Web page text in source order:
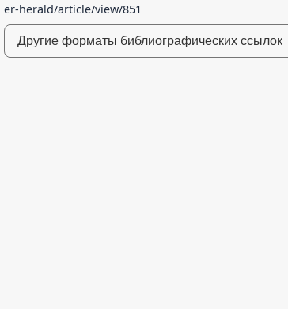
er-herald/article/view/851
Другие форматы библиографических ссылок